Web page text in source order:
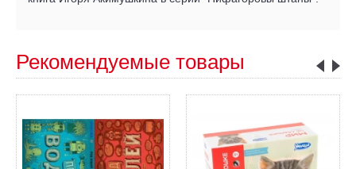
Рекомендуемые товары